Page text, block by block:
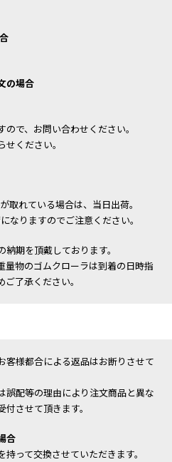
の場合
で、お問い合わせください。
ください。
取れている場合は、当日出荷。
なりますのでご注意ください。
期を頂戴しております。
物のゴムクローラは到着の日時指
了承ください。
客様都合による返品はお断りさせて
誤配等の理由により注文商品と異な
させて頂きます。
合
って交換させていただきます。